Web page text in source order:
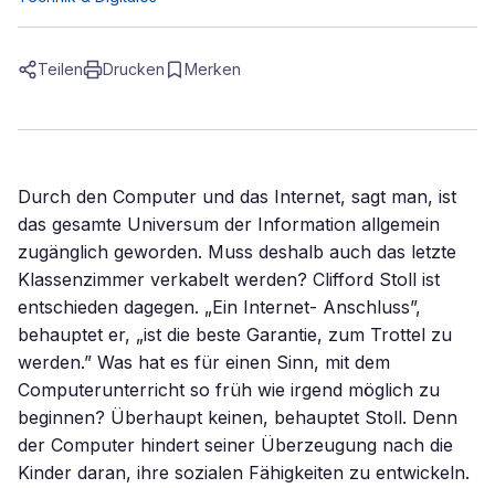
Teilen Drucken Merken
Durch den Computer und das Internet, sagt man, ist
das gesamte Universum der Information allgemein
zugänglich geworden. Muss deshalb auch das letzte
Klassenzimmer verkabelt werden? Clifford Stoll ist
entschieden dagegen. „Ein Internet- Anschluss”,
behauptet er, „ist die beste Garantie, zum Trottel zu
werden.” Was hat es für einen Sinn, mit dem
Computerunterricht so früh wie irgend möglich zu
beginnen? Überhaupt keinen, behauptet Stoll. Denn
der Computer hindert seiner Überzeugung nach die
Kinder daran, ihre sozialen Fähigkeiten zu entwickeln.